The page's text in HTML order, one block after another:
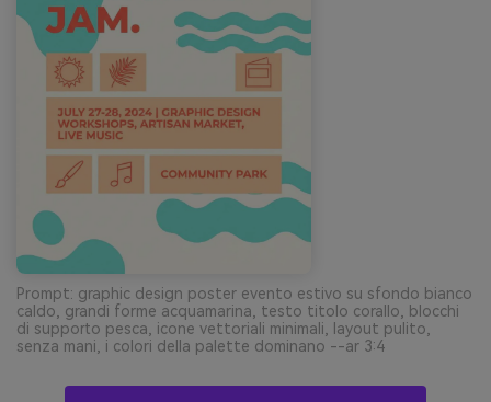
Prompt: graphic design poster evento estivo su sfondo bianco
caldo, grandi forme acquamarina, testo titolo corallo, blocchi
di supporto pesca, icone vettoriali minimali, layout pulito,
senza mani, i colori della palette dominano --ar 3:4